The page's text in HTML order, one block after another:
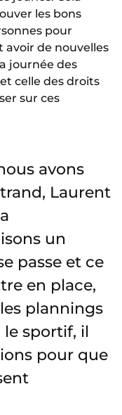
les bons
pour
avoir de nouvelles
journée des
celle des droits
sur ces
avons
Laurent
un
passe et ce
en place,
plannings
le sportif, il
pour que